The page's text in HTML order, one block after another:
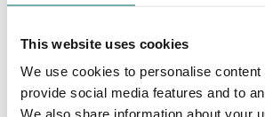
This website uses cookies
We use cookies to personalise content
provide social media features and to
We also share information about your
Darum buchen Sie
Carp